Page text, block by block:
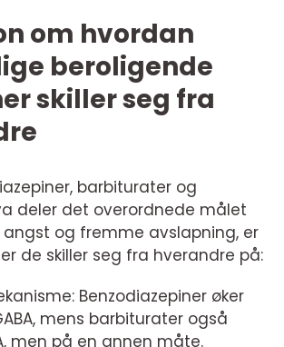
om hvordan
beroligende
skiller seg fra
barbiturater og
deler det overordnede målet
og fremme avslapning, er
de skiller seg fra hverandre på:
Benzodiazepiner øker
mens barbiturater også
men på en annen måte.